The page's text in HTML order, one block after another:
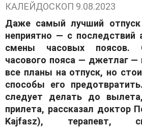
КАЛЕЙДОСКОП 9.08.2023
Даже самый лучший
неприятно — с последствий
смены часовых поясов.
часового пояса — джетлаг
все планы на отпуск, но
способы его
следует делать до
прилета, рассказал доктор
Kajfasz), терапевт,